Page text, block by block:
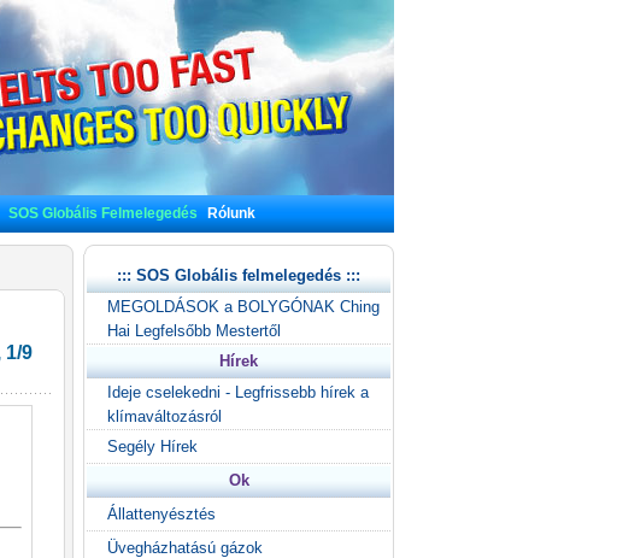
SOS Globális Felmelegedés Rólunk
1/9
::: SOS Globális felmelegedés :::
MEGOLDÁSOK a BOLYGÓNAK Ching
Hai Legfelsőbb Mestertől
Hírek
Ideje cselekedni - Legfrissebb hírek a
klímaváltozásról
Segély Hírek
Ok
Állattenyésztés
Üvegházhatású gázok